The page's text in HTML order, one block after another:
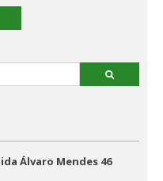
Álvaro Mendes 46